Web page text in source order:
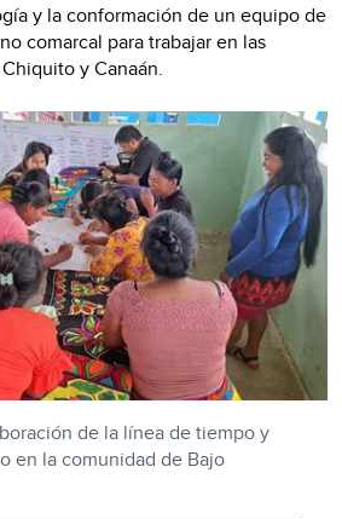
y la conformación de un equipo de
comarcal para trabajar en las
y Canaán.
de la línea de tiempo y
en la comunidad de Bajo